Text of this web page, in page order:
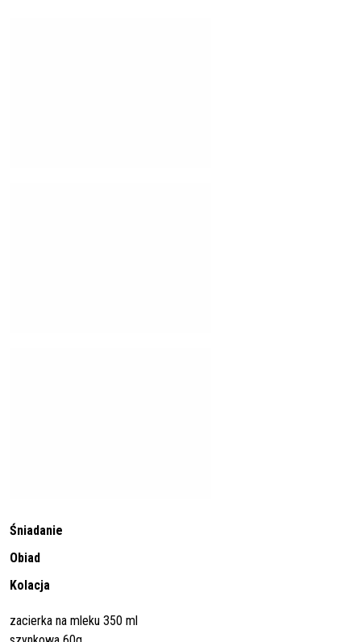
Śniadanie
Obiad
Kolacja
zacierka na mleku 350 ml